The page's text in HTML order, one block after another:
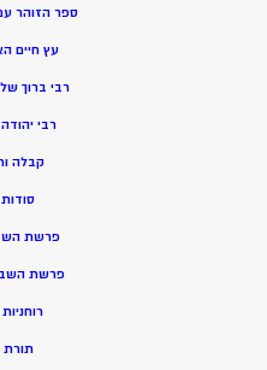
ספר הזוהר
עץ חיים
רבי ברוך
רבי
קבלה
פרשת
פרשת
תורת